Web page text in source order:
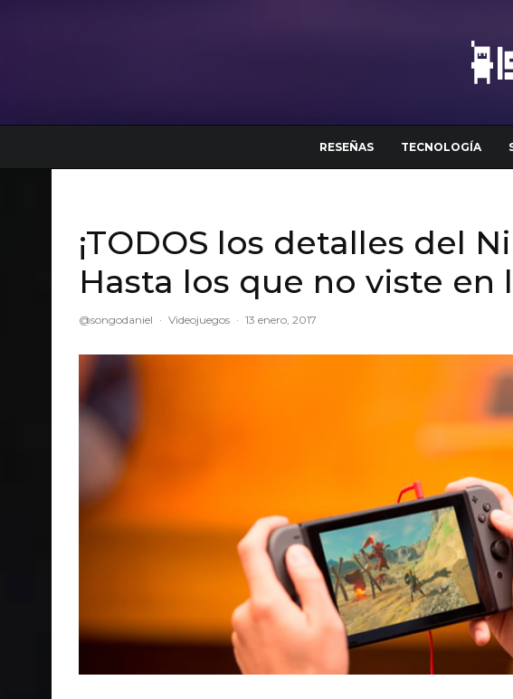
RESEÑAS TECNOLOGÍA
¡TODOS los detalles del
Hasta los que no viste en
@songodaniel · Videojuegos · 13 enero, 2017